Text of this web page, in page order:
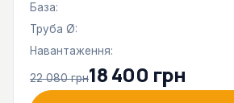
База:
Труба Ø:
Навантаження:
22 080 грн18 400 грн